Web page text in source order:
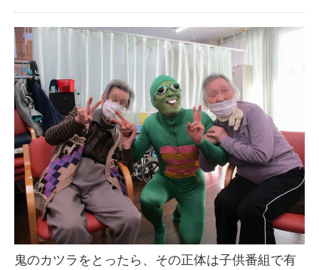
鬼のカツラをとったら、その正体は子供番組で有